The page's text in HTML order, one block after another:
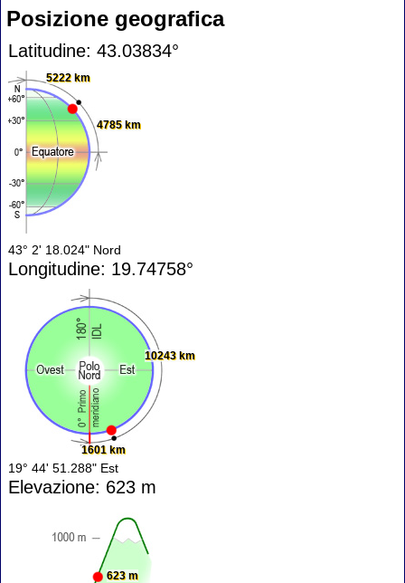
Posizione geografica
Latitudine: 43.03834°
5222 km
4785 km
43° 2' 18.024" Nord
Longitudine: 19.74758°
1601 km
10243 km
19° 44' 51.288" Est
Elevazione: 623 m
623 m